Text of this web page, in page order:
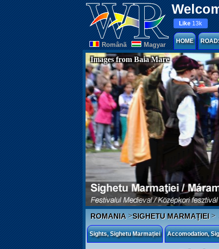
Românã Magyar
Like 13k
HOME
Images from Baia Mare
ROMANIA>SIGHETU MARMAȚIEI>
Sights, Sighetu Marmației Accomodation,